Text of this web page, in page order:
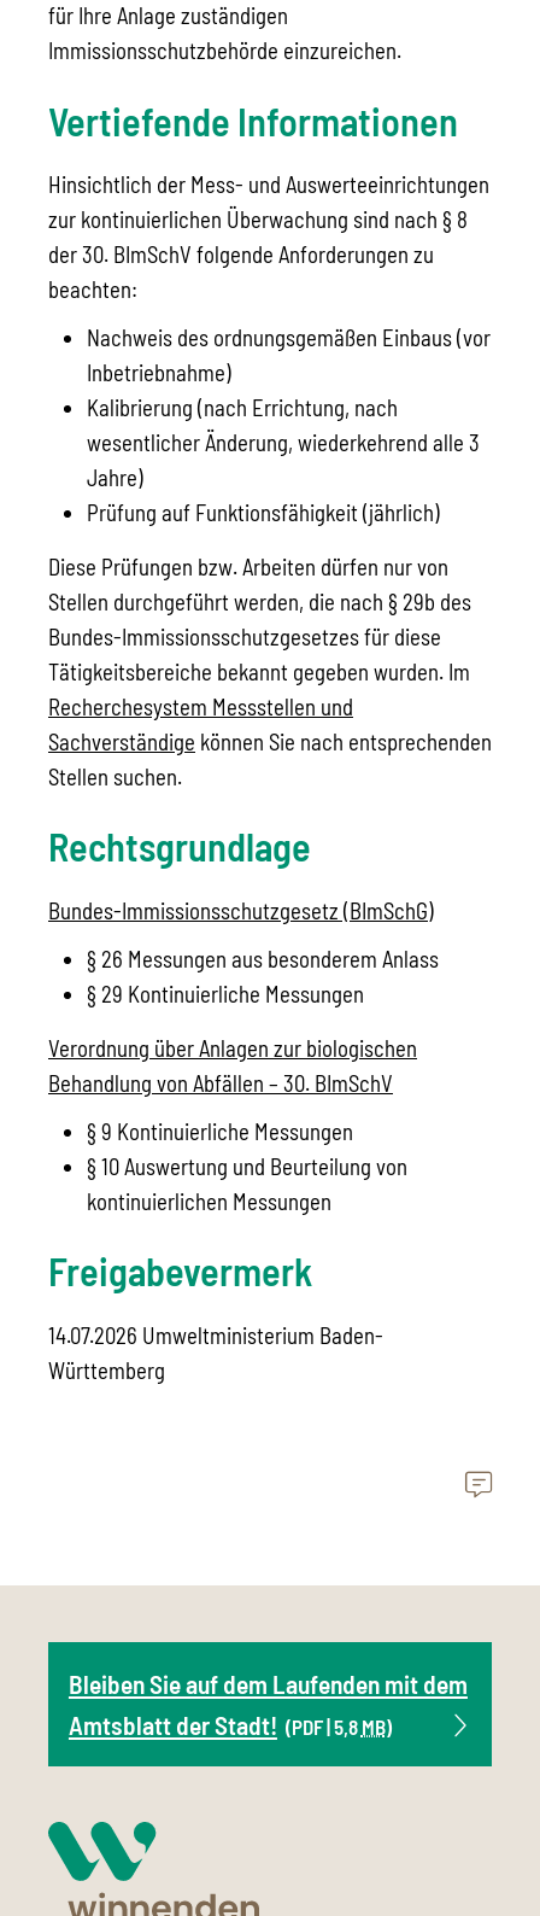
für Ihre Anlage zuständigen
Immissionsschutzbehörde einzureichen.
Vertiefende Informationen
Hinsichtlich der Mess- und Auswerteeinrichtungen
zur kontinuierlichen Überwachung sind nach § 8
der 30. BImSchV folgende Anforderungen zu
beachten:
Nachweis des ordnungsgemäßen Einbaus (vor
Inbetriebnahme)
Kalibrierung (nach Errichtung, nach
wesentlicher Änderung, wiederkehrend alle 3
Jahre)
Prüfung auf Funktionsfähigkeit (jährlich)
Diese Prüfungen bzw. Arbeiten dürfen nur von
Stellen durchgeführt werden, die nach § 29b des
Bundes-Immissionsschutzgesetzes für diese
Tätigkeitsbereiche bekannt gegeben wurden. Im
Recherchesystem Messstellen und
Sachverständige können Sie nach entsprechenden
Stellen suchen.
Rechtsgrundlage
Bundes-Immissionsschutzgesetz (BImSchG)
§ 26 Messungen aus besonderem Anlass
§ 29 Kontinuierliche Messungen
Verordnung über Anlagen zur biologischen
Behandlung von Abfällen – 30. BImSchV
§ 9 Kontinuierliche Messungen
§ 10 Auswertung und Beurteilung von
kontinuierlichen Messungen
Freigabevermerk
14.07.2026 Umweltministerium Baden-
Württemberg
Bleiben Sie auf dem Laufenden mit dem
Amtsblatt der Stadt! (PDF | 5,8 MB)